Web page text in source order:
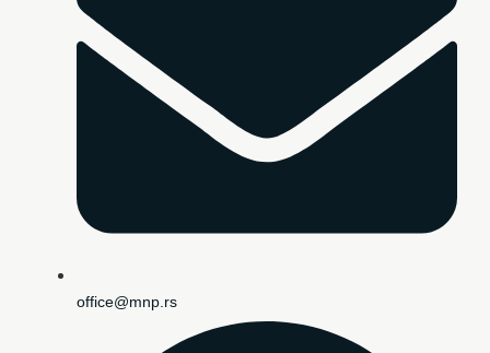
office@mnp.rs